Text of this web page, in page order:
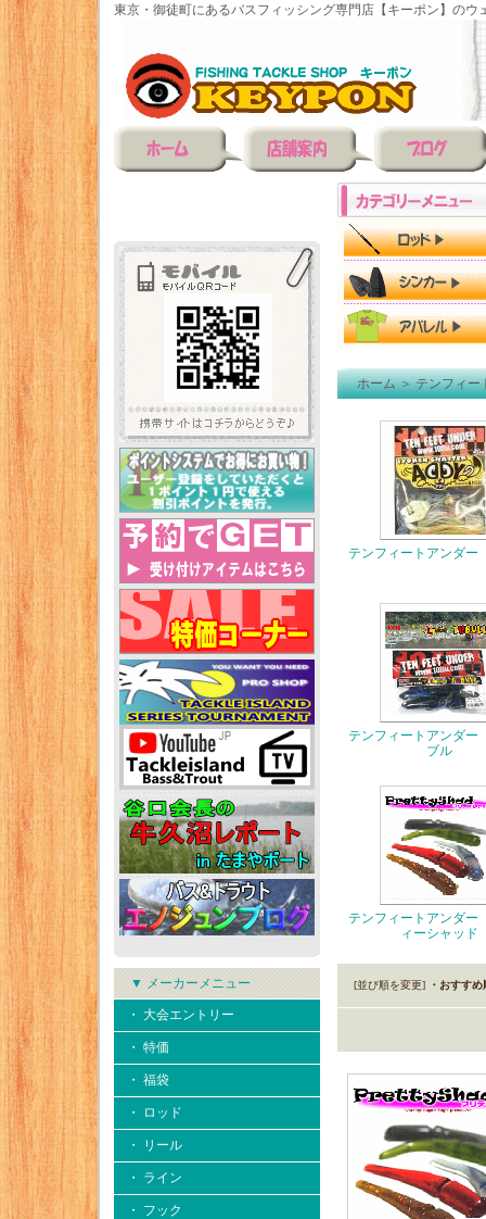
東京・御徒町にあるバスフィッシング専門店【キーポン】のウ
▼ メーカーメニュー
・ 大会エントリー
・ 特価
・ 福袋
・ ロッド
・ リール
・ ライン
・ フック
ホーム＞テンフィー
テンフィートアンダ
テンフィートアンダ
ブル
テンフィートアンダ
ィーシャッド
[並び順を変更] ・おすすめ